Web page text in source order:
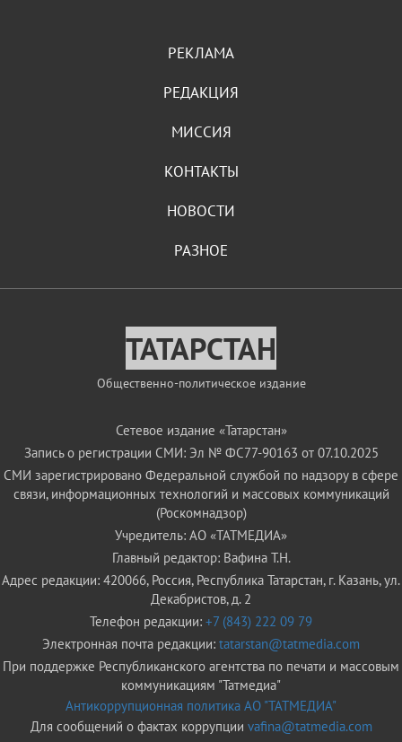
РЕКЛАМА
РЕДАКЦИЯ
МИССИЯ
КОНТАКТЫ
НОВОСТИ
РАЗНОЕ
ТАТАРСТАН
Общественно-политическое издание
Сетевое издание «Татарстан»
Запись о регистрации СМИ: Эл № ФС77-90163 от 07.10.2025
СМИ зарегистрировано Федеральной службой по надзору в сфере
связи, информационных технологий и массовых коммуникаций
(Роскомнадзор)
Учредитель: АО «ТАТМЕДИА»
Главный редактор: Вафина Т.Н.
Адрес редакции: 420066, Россия, Республика Татарстан, г. Казань, ул.
Декабристов, д. 2
Телефон редакции: +7 (843) 222 09 79
Электронная почта редакции: tatarstan@tatmedia.com
При поддержке Республиканского агентства по печати и массовым
коммуникациям "Татмедиа"
Антикоррупционная политика АО "ТАТМЕДИА"
Для сообщений о фактах коррупции vafina@tatmedia.com